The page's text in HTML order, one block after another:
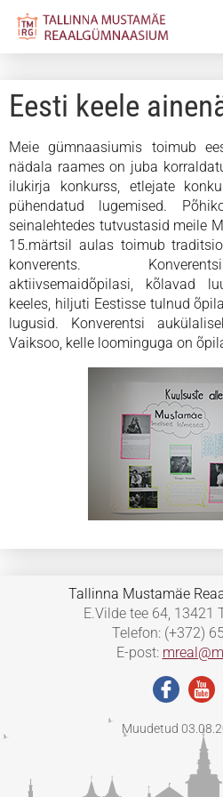
Eesti keele
Meie gümnaasiumis toimub
nädala raames on juba
ilukirja konkurss, etlejate
pühendatud lugemised.
seinalehtedes tutvustasid meile
15.märtsil aulas toimub
konverents.
aktiivsemaidõpilasi, kõlavad
keeles, hiljuti Eestisse tulnud
lugusid. Konverentsi
Vaiksoo, kelle loominguga on
Tallinna Mustamäe
E.Vilde tee 64, 13421
Telefon: (+372)
E-post:
Muudetud